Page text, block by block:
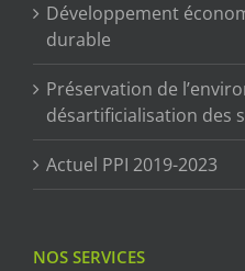
Développement
durable
Préservation de
désartificialisation des
Actuel PPI 2019-2023
NOS SERVICES